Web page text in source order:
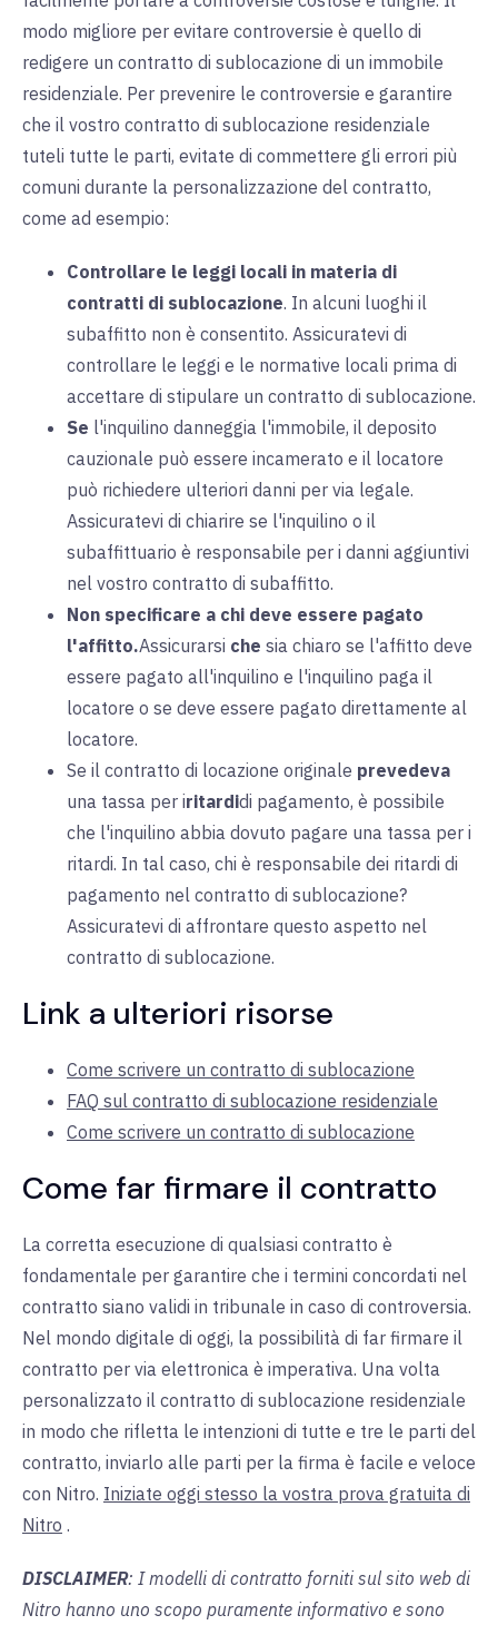
modo migliore per evitare controversie è quello di
redigere un contratto di sublocazione di un immobile
residenziale. Per prevenire le controversie e garantire
che il vostro contratto di sublocazione residenziale
tuteli tutte le parti, evitate di commettere gli errori più
comuni durante la personalizzazione del contratto,
come ad esempio:
Controllare le leggi locali in materia di
contratti di sublocazione. In alcuni luoghi il
subaffitto non è consentito. Assicuratevi di
controllare le leggi e le normative locali prima di
accettare di stipulare un contratto di sublocazione.
Se l'inquilino danneggia l'immobile, il deposito
cauzionale può essere incamerato e il locatore
può richiedere ulteriori danni per via legale.
Assicuratevi di chiarire se l'inquilino o il
subaffittuario è responsabile per i danni aggiuntivi
nel vostro contratto di subaffitto.
Non specificare a chi deve essere pagato
l'affitto.Assicurarsi che sia chiaro se l'affitto deve
essere pagato all'inquilino e l'inquilino paga il
locatore o se deve essere pagato direttamente al
locatore.
Se il contratto di locazione originale prevedeva
una tassa per iritardidi pagamento, è possibile
che l'inquilino abbia dovuto pagare una tassa per i
ritardi. In tal caso, chi è responsabile dei ritardi di
pagamento nel contratto di sublocazione?
Assicuratevi di affrontare questo aspetto nel
contratto di sublocazione.
Link a ulteriori risorse
Come scrivere un contratto di sublocazione
FAQ sul contratto di sublocazione residenziale
Come scrivere un contratto di sublocazione
Come far firmare il contratto
La corretta esecuzione di qualsiasi contratto è
fondamentale per garantire che i termini concordati nel
contratto siano validi in tribunale in caso di controversia.
Nel mondo digitale di oggi, la possibilità di far firmare il
contratto per via elettronica è imperativa. Una volta
personalizzato il contratto di sublocazione residenziale
in modo che rifletta le intenzioni di tutte e tre le parti del
contratto, inviarlo alle parti per la firma è facile e veloce
con Nitro. Iniziate oggi stesso la vostra prova gratuita di
Nitro .
DISCLAIMER: I modelli di contratto forniti sul sito web di
Nitro hanno uno scopo puramente informativo e sono